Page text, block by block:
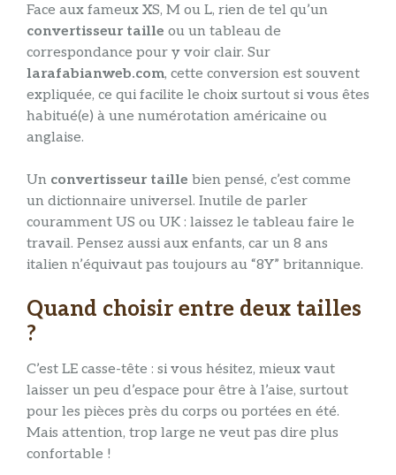
Face aux fameux XS, M ou L, rien de tel qu’un
convertisseur taille ou un tableau de
correspondance pour y voir clair. Sur
larafabianweb.com, cette conversion est souvent
expliquée, ce qui facilite le choix surtout si vous êtes
habitué(e) à une numérotation américaine ou
anglaise.
Un convertisseur taille bien pensé, c’est comme
un dictionnaire universel. Inutile de parler
couramment US ou UK : laissez le tableau faire le
travail. Pensez aussi aux enfants, car un 8 ans
italien n’équivaut pas toujours au “8Y” britannique.
Quand choisir entre deux tailles
?
C’est LE casse-tête : si vous hésitez, mieux vaut
laisser un peu d’espace pour être à l’aise, surtout
pour les pièces près du corps ou portées en été.
Mais attention, trop large ne veut pas dire plus
confortable !